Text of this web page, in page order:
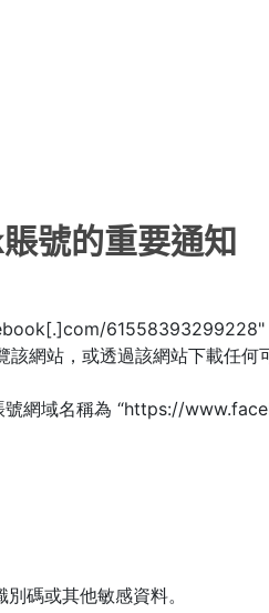
號的重要通知
61558393299228"
該網站，或透過該網站下載任何
號網域名稱為 “https://
碼或其他敏感資料。